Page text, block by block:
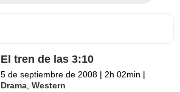
El tren de las 3:10
5 de septiembre de 2008 | 2h 02min |
Drama ,Western